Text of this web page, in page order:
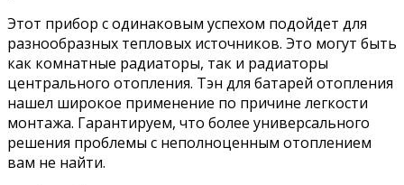
Этот прибор с одинаковым успехом подойдет для
разнообразных тепловых источников. Это могут быть
как комнатные радиаторы, так и радиаторы
центрального отопления. Тэн для батарей отопления
нашел широкое применение по причине легкости
монтажа. Гарантируем, что более универсального
решения проблемы с неполноценным отоплением
вам не найти.